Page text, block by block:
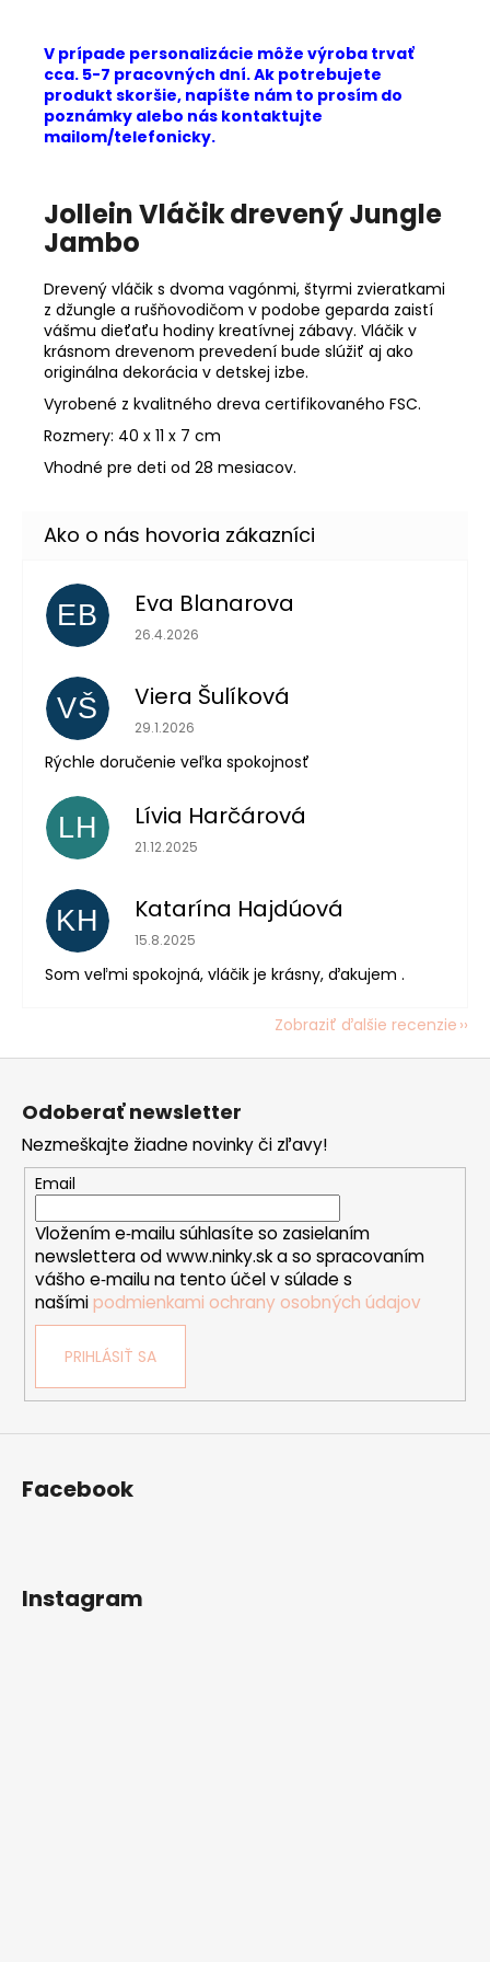
V prípade personalizácie môže výroba trvať
cca. 5-7 pracovných dní. Ak potrebujete
produkt skoršie, napíšte nám to prosím do
poznámky alebo nás kontaktujte
mailom/telefonicky.
Jollein Vláčik drevený Jungle
Jambo
Drevený vláčik s dvoma vagónmi, štyrmi zvieratkami
z džungle a rušňovodičom v podobe geparda zaistí
vášmu dieťaťu hodiny kreatívnej zábavy. Vláčik v
krásnom drevenom prevedení bude slúžiť aj ako
originálna dekorácia v detskej izbe.
Vyrobené z kvalitného dreva certifikovaného FSC.
Rozmery: 40 x 11 x 7 cm
Vhodné pre deti od 28 mesiacov.
EB Eva Blanarova
Hodnotenie obchodu je 5 z 5 hviezdičiek.
26.4.2026
VŠ Viera Šulíková
Hodnotenie obchodu je 5 z 5 hviezdičiek.
29.1.2026
Rýchle doručenie veľka spokojnosť
LH Lívia Harčárová
Hodnotenie obchodu je 5 z 5 hviezdičiek.
21.12.2025
KH Katarína Hajdúová
Hodnotenie obchodu je 5 z 5 hviezdičiek.
15.8.2025
Som veľmi spokojná, vláčik je krásny, ďakujem .
Zobraziť ďalšie recenzie
Odoberať newsletter
Nezmeškajte žiadne novinky či zľavy!
Email
Vložením e‑mailu súhlasíte so zasielaním
newslettera od www.ninky.sk a so spracovaním
vášho e‑mailu na tento účel v súlade s
našími podmienkami ochrany osobných údajov
PRIHLÁSIŤ SA
Facebook
Instagram